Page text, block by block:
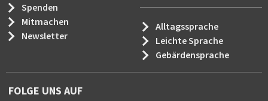
Spenden
Mitmachen
Newsletter
Alltagssprache
Leichte Sprache
Gebärdensprache
FOLGE UNS AUF